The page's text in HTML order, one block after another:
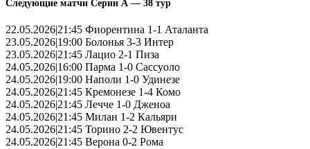
Следующие матчи Серии А — 38 тур
22.05.2026|21:45 Фиорентина 1-1 Аталанта
23.05.2026|19:00 Болонья 3-3 Интер
23.05.2026|21:45 Лацио 2-1 Пиза
24.05.2026|16:00 Парма 1-0 Сассуоло
24.05.2026|19:00 Наполи 1-0 Удинезе
24.05.2026|21:45 Кремонезе 1-4 Комо
24.05.2026|21:45 Лечче 1-0 Дженоа
24.05.2026|21:45 Милан 1-2 Кальяри
24.05.2026|21:45 Торино 2-2 Ювентус
24.05.2026|21:45 Верона 0-2 Рома